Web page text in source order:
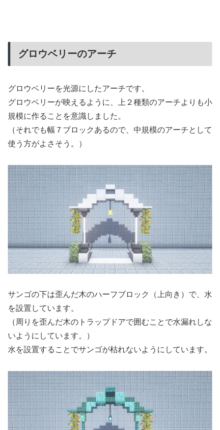
グロウベリーのアーチ
グロウベリーを光源にしたアーチです。
グロウベリーが映えるように、上２種類のアーチよりも小
規模に作ることを意識しました。
（それでも幅７ブロックあるので、中規模のアーチとして
使う方がよさそう。）
サンゴの下は歪んだ木のハーフブロック（上向き）で、水
を設置しています。
（周りを歪んだ木のトラップドアで囲むことで水漏れしな
いようにしています。）
水を設置することでサンゴが枯れないようにしています。